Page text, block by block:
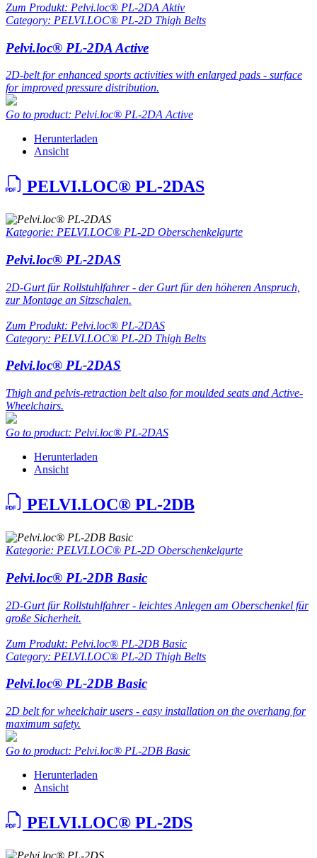
Zum Produkt: Pelvi.loc® PL-2DA Aktiv
Category: PELVI.LOC® PL-2D Thigh Belts
Pelvi.loc® PL-2DA Active
2D-belt for enhanced sports activities with enlarged pads - surface
for improved pressure distribution.
Go to product: Pelvi.loc® PL-2DA Active
Herunterladen
Ansicht
PELVI.LOC® PL-2DAS
Kategorie: PELVI.LOC® PL-2D Oberschenkelgurte
Pelvi.loc® PL-2DAS
2D-Gurt für Rollstuhlfahrer - der Gurt für den höheren Anspruch,
zur Montage an Sitzschalen.
Zum Produkt: Pelvi.loc® PL-2DAS
Category: PELVI.LOC® PL-2D Thigh Belts
Pelvi.loc® PL-2DAS
Thigh and pelvis-retraction belt also for moulded seats and Active-
Wheelchairs.
Go to product: Pelvi.loc® PL-2DAS
Herunterladen
Ansicht
PELVI.LOC® PL-2DB
Kategorie: PELVI.LOC® PL-2D Oberschenkelgurte
Pelvi.loc® PL-2DB Basic
2D-Gurt für Rollstuhlfahrer - leichtes Anlegen am Oberschenkel für
große Sicherheit.
Zum Produkt: Pelvi.loc® PL-2DB Basic
Category: PELVI.LOC® PL-2D Thigh Belts
Pelvi.loc® PL-2DB Basic
2D belt for wheelchair users - easy installation on the overhang for
maximum safety.
Go to product: Pelvi.loc® PL-2DB Basic
Herunterladen
Ansicht
PELVI.LOC® PL-2DS